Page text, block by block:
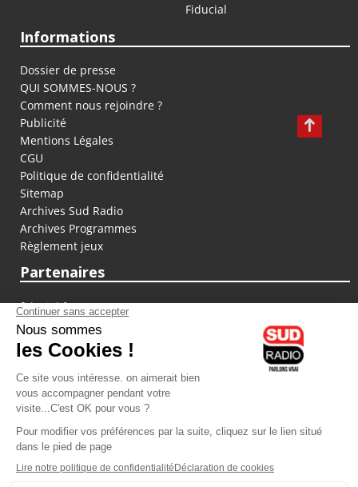
Fiducial
Informations
Dossier de presse
QUI SOMMES-NOUS ?
Comment nous rejoindre ?
Publicité
Mentions Légales
CGU
Politique de confidentialité
Sitemap
Archives Sud Radio
Archives Programmes
Règlement jeux
Partenaires
fiducial.fr
lyoncapitale.fr
olympique-et-lyonnais.com
L'application Iphone / Android
Téléchargez l'application
Les cookies